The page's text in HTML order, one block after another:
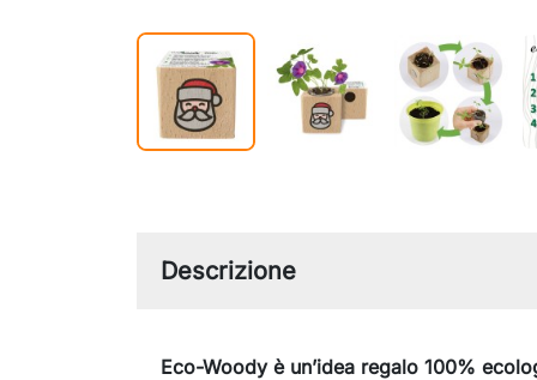
Descrizione
Eco-Woody è un’idea regalo 100%